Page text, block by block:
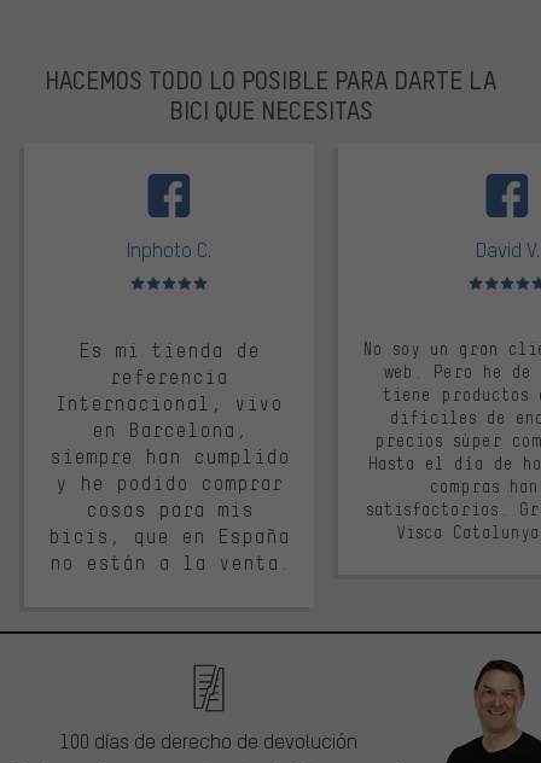
HACEMOS TODO LO POSIBLE PARA DARTE LA
BICI QUE NECESITAS
Inphoto C.
Valoración media: 5 de 5
Es mi tienda de
referencia
Internacional, vivo
en Barcelona,
siempre han cumplido
y he podido comprar
cosas para mis
bicis, que en España
no están a la venta.
David V.
Valoración
No soy un gran
web. Pero he
tiene productos
difíciles de
precios súper
Hasta el día de
compras
satisfactorios.
Visca
100 días de derecho de devolución